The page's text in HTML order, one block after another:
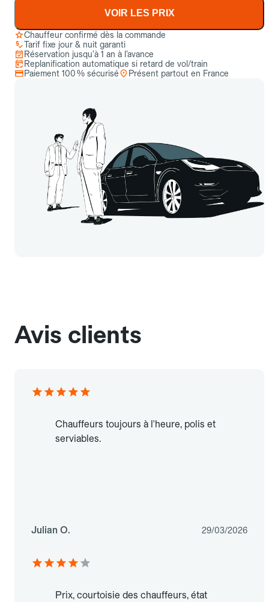
VOIR LES PRIX
Chauffeur confirmé dès la commande
Tarif fixe jour & nuit garanti
Réservation jusqu’à 1 an à l’avance
Replanification automatique si retard de vol/train
Paiement 100 % sécurisé
Présent partout en France
Avis clients
Chauffeurs toujours à l'heure, polis et
serviables.
Julian O. 29/03/2026
Prix, courtoisie des chauffeurs, état